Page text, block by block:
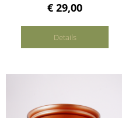
€ 29,00
Details